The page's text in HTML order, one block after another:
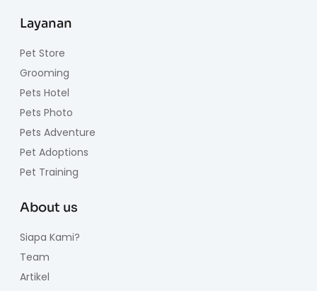
Layanan
Pet Store
Grooming
Pets Hotel
Pets Photo
Pets Adventure
Pet Adoptions
Pet Training
About us
Siapa Kami?
Team
Artikel